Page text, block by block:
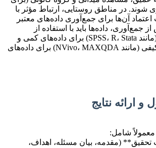
در مناطق روستایی، ارتباط مؤثر با
آن‌ها برای جمع‌آوری داده‌های معتبر
داده‌ها باید با استفاده از
نرم‌افزارهای آماری (مانند SPSS، R، Stata) برای داده‌های کمی و
نرم‌افزارهای تحلیل کیفی (مانند NVivo، MAXQDA) برای داده‌های
معمولاً شامل:
(مقدمه، بیان مسئله، اهداف،